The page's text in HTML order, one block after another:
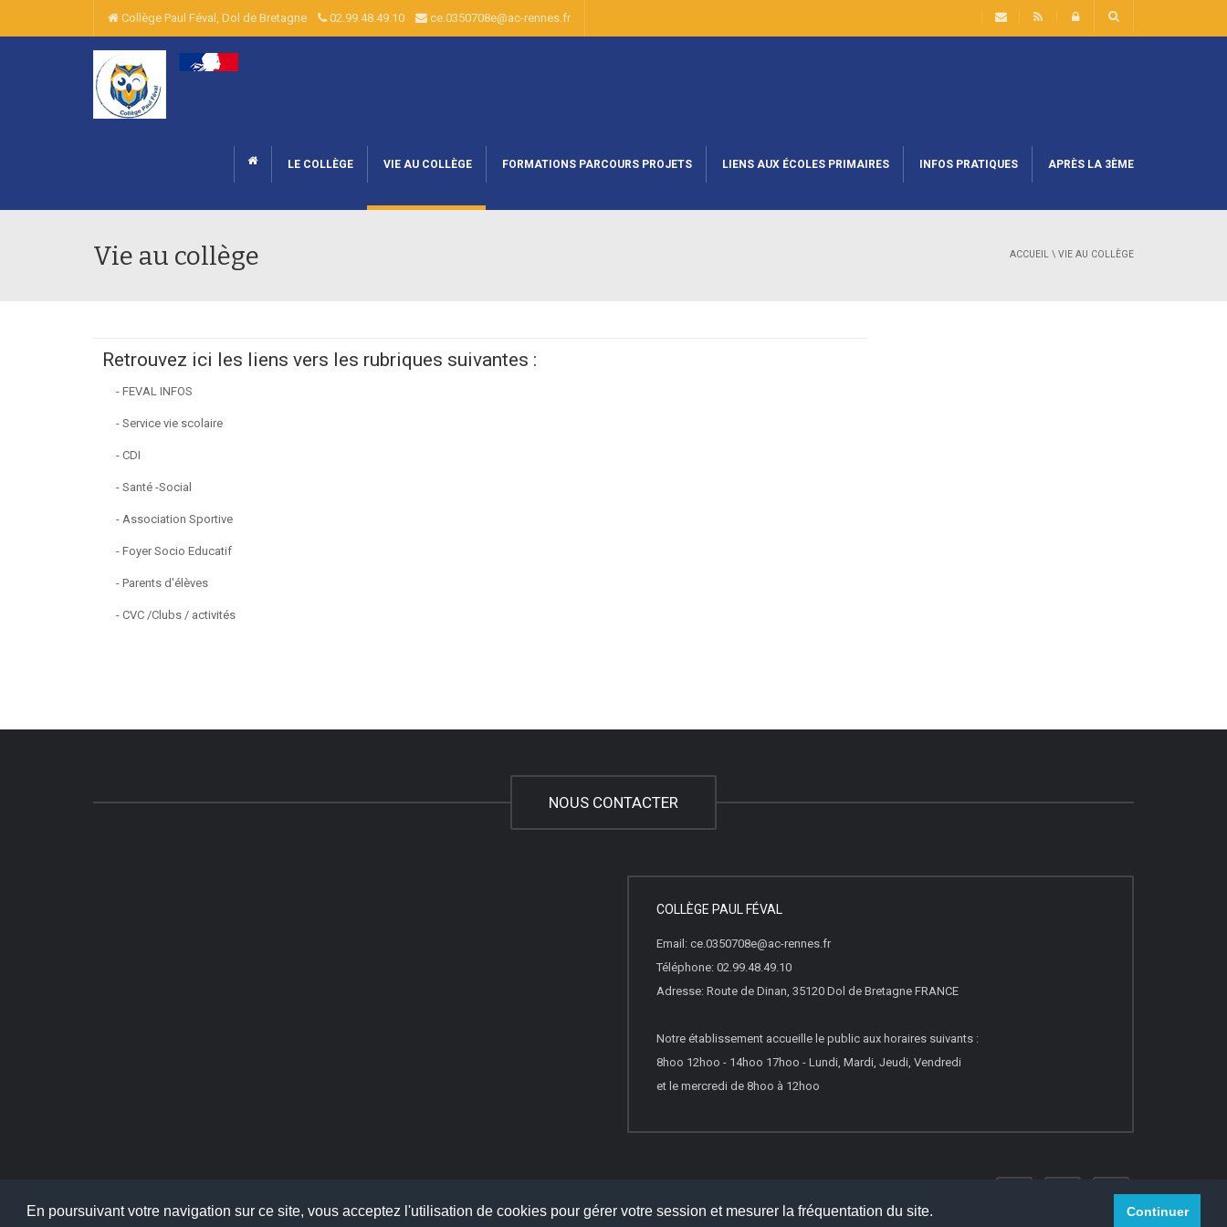
En poursuivant votre navigation sur ce site, vous acceptez l'utilisation de cookies pour gérer votre session et mesurer la fréquentation du site. Continuer
Collège Paul Féval, Dol de Bretagne 02.99.48.49.10 ce.0350708e@ac-rennes.fr
LE COLLÈGE VIE AU COLLÈGE FORMATIONS PARCOURS PROJETS LIENS AUX ÉCOLES PRIMAIRES INFOS PRATIQUES APRÈS LA 3ÈME
Vie au collège ACCUEIL \ VIE AU COLLÈGE
Retrouvez ici les liens vers les rubriques suivantes :
- FEVAL INFOS
- Service vie scolaire
- CDI
- Santé -Social
- Association Sportive
- Foyer Socio Educatif
- Parents d'élèves
- CVC /Clubs / activités
NOUS CONTACTER
COLLÈGE PAUL FÉVAL
Email: ce.0350708e@ac-rennes.fr
Téléphone: 02.99.48.49.10
Adresse: Route de Dinan, 35120 Dol de Bretagne FRANCE
Notre établissement accueille le public aux horaires suivants :
8hoo 12hoo - 14hoo 17hoo - Lundi, Mardi, Jeudi, Vendredi
et le mercredi de 8hoo à 12hoo